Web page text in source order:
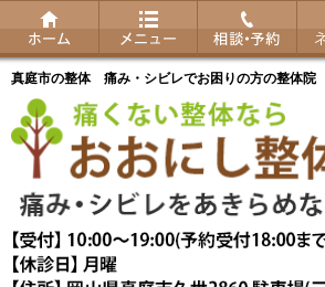
真庭市の整体 痛み・シビレでお困りの方の整体院